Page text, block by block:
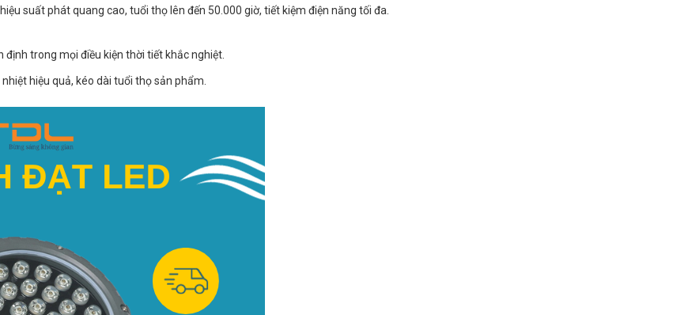
suất phát quang cao, tuổi thọ lên đến 50.000 giờ, tiết kiệm điện năng tối đa.
trong mọi điều kiện thời tiết khắc nghiệt.
hiệu quả, kéo dài tuổi thọ sản phẩm.